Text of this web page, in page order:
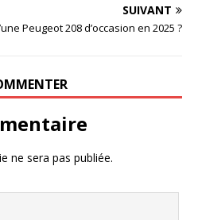
SUIVANT
Peugeot 208 d’occasion en 2025 ?
ne sera pas publiée.